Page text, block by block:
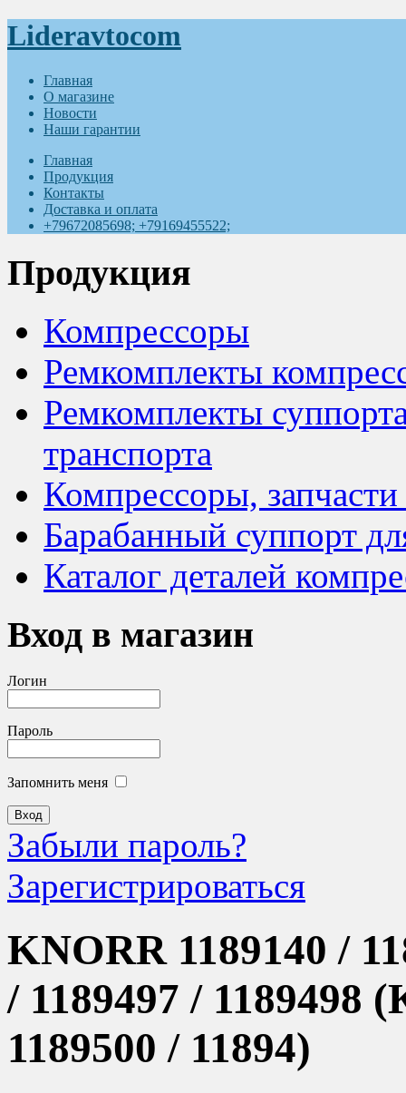
Lideravtocom
Главная
О магазине
Новости
Наши гарантии
Главная
Продукция
Контакты
Доставка и оплата
+79672085698; +79169455522;
Продукция
Компрессоры
Ремкомплекты
Ремкомплекты
транспорта
Компрессоры,
Барабанный суппорт
Каталог деталей
Вход в магазин
Логин
Пароль
Запомнить меня
Забыли пароль?
Зарегистрироваться
KNORR 1189140 /
/ 1189497 / 1189498
1189500 / 11894)